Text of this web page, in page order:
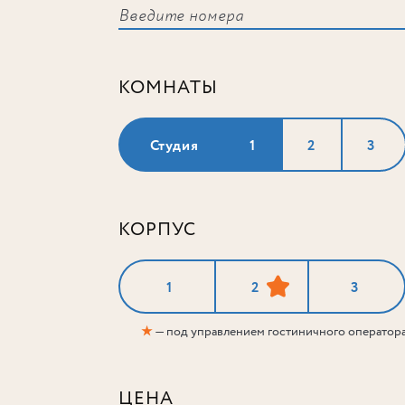
КОМНАТЫ
Студия 1 2 3
КОРПУС
1 2 3
★— под управлением гостиничного
ЦЕНА